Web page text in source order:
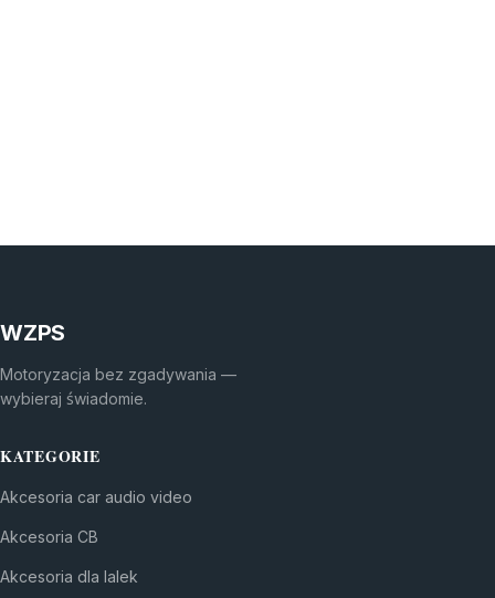
WZPS
Motoryzacja bez zgadywania —
wybieraj świadomie.
KATEGORIE
Akcesoria car audio video
Akcesoria CB
Akcesoria dla lalek